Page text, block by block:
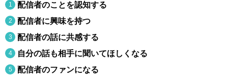
配信者のことを認知する
配信者に興味を持つ
配信者の話に共感する
自分の話も相手に聞いてほしくなる
配信者のファンになる